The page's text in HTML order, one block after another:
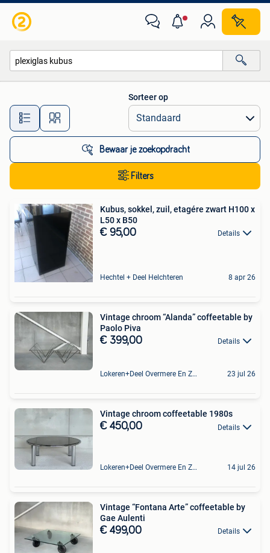
Alle afstanden…
Sorteer op
Bewaar je zoekopdracht
Filters
Kubus, sokkel, zuil, etagére zwart H100 x
L50 x B50
€ 95,00 Details
Hechtel + Deel Helchteren 8 apr 26
Vintage chroom “Alanda” coffeetable by
Paolo Piva
€ 399,00 Details
Lokeren+Deel Overmere En Zele 23 jul 26
Vintage chroom coffeetable 1980s
€ 450,00 Details
Lokeren+Deel Overmere En Zele 14 jul 26
Vintage “Fontana Arte” coffeetable by
Gae Aulenti
€ 499,00 Details